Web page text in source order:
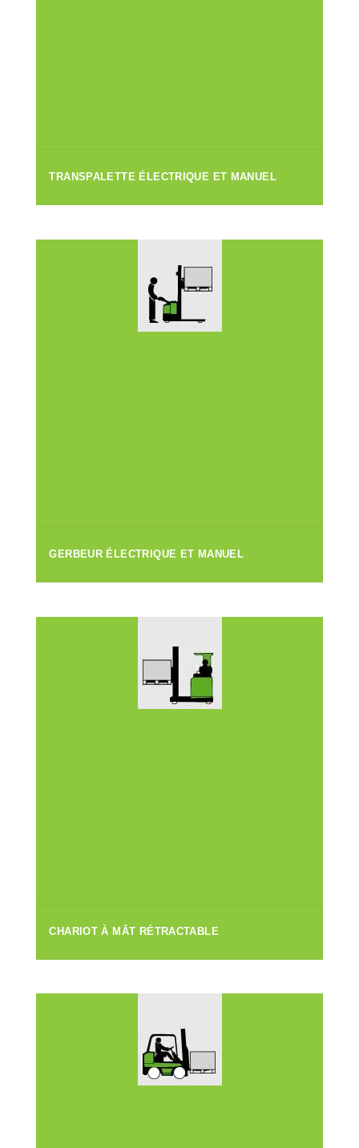
TRANSPALETTE ÉLECTRIQUE ET MANUEL
GERBEUR ÉLECTRIQUE ET MANUEL
CHARIOT À MÂT RÉTRACTABLE